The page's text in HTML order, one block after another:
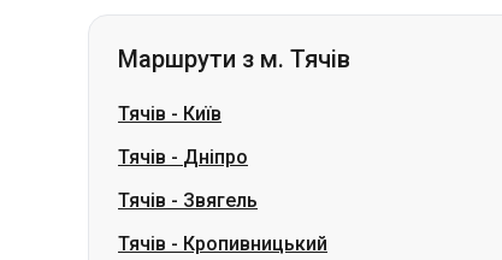
Маршрути з м. Тячів
Тячів - Київ
Тячів - Дніпро
Тячів - Звягель
Тячів - Кропивницький